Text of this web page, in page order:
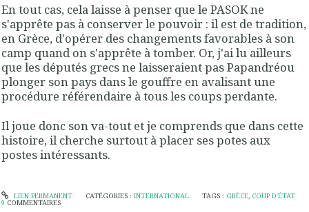
En tout cas, cela laisse à penser que le PASOK ne
s'apprête pas à conserver le pouvoir : il est de tradition,
en Grèce, d'opérer des changements favorables à son
camp quand on s'apprête à tomber. Or, j'ai lu ailleurs
que les députés grecs ne laisseraient pas Papandréou
plonger son pays dans le gouffre en avalisant une
procédure référendaire à tous les coups perdante.
Il joue donc son va-tout et je comprends que dans cette
histoire, il cherche surtout à placer ses potes aux
postes intéressants.
LIEN PERMANENT CATÉGORIES : INTERNATIONAL TAGS : GRÈCE, COUP D'ÉTAT
9 COMMENTAIRES